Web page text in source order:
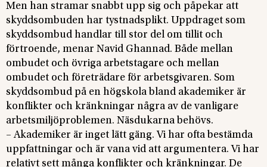
Men han stramar snabbt upp sig och påpekar att
skyddsombuden har tystnadsplikt. Uppdraget som
skyddsombud handlar till stor del om tillit och
förtroende, menar Navid Ghannad. Både mellan
ombudet och övriga arbetstagare och mellan
ombudet och företrädare för arbetsgivaren. Som
skyddsombud på en högskola bland akademiker är
konflikter och kränkningar några av de vanligare
arbetsmiljöproblemen. Näsdukarna behövs.
– Akademiker är inget lätt gäng. Vi har ofta bestämda
uppfattningar och är vana vid att argumentera. Vi har
relativt sett många konflikter och kränkningar. De